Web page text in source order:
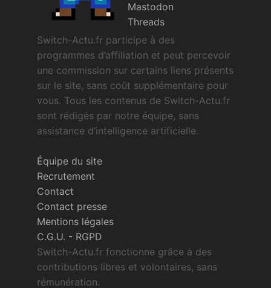
Mastodon
Threads
Switch-Actu.fr participe à des
programmes d’affiliation et peut percevoir
une commission sur certains liens présents
sur le site, sans coût supplémentaire pour
vous. Tous les contenus de Switch-Actu.fr
sont rédigés par notre équipe, sans
assistance d’intelligence artificielle.
Équipe du site
Recrutement
Contact
Contact presse
Mentions légales
C.G.U. - RGPD
Switch-Actu.fr fonctionne grâce à des
contributions libres et volontaires, sans
rémunération.